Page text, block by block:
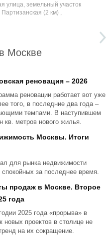
улица, земельный участок
(2 км) ,
Москве
реновация – 2026
реновации работает вот уже
того, в последние два года –
темпами. В наступившем
кв. метров нового жилья.
Москвы. Итоги
для рынка недвижимости
за последнее время.
продаж в Москве. Второе
года
2025 года «прорыва» в
новых проектов в столице не
на их сокращение.